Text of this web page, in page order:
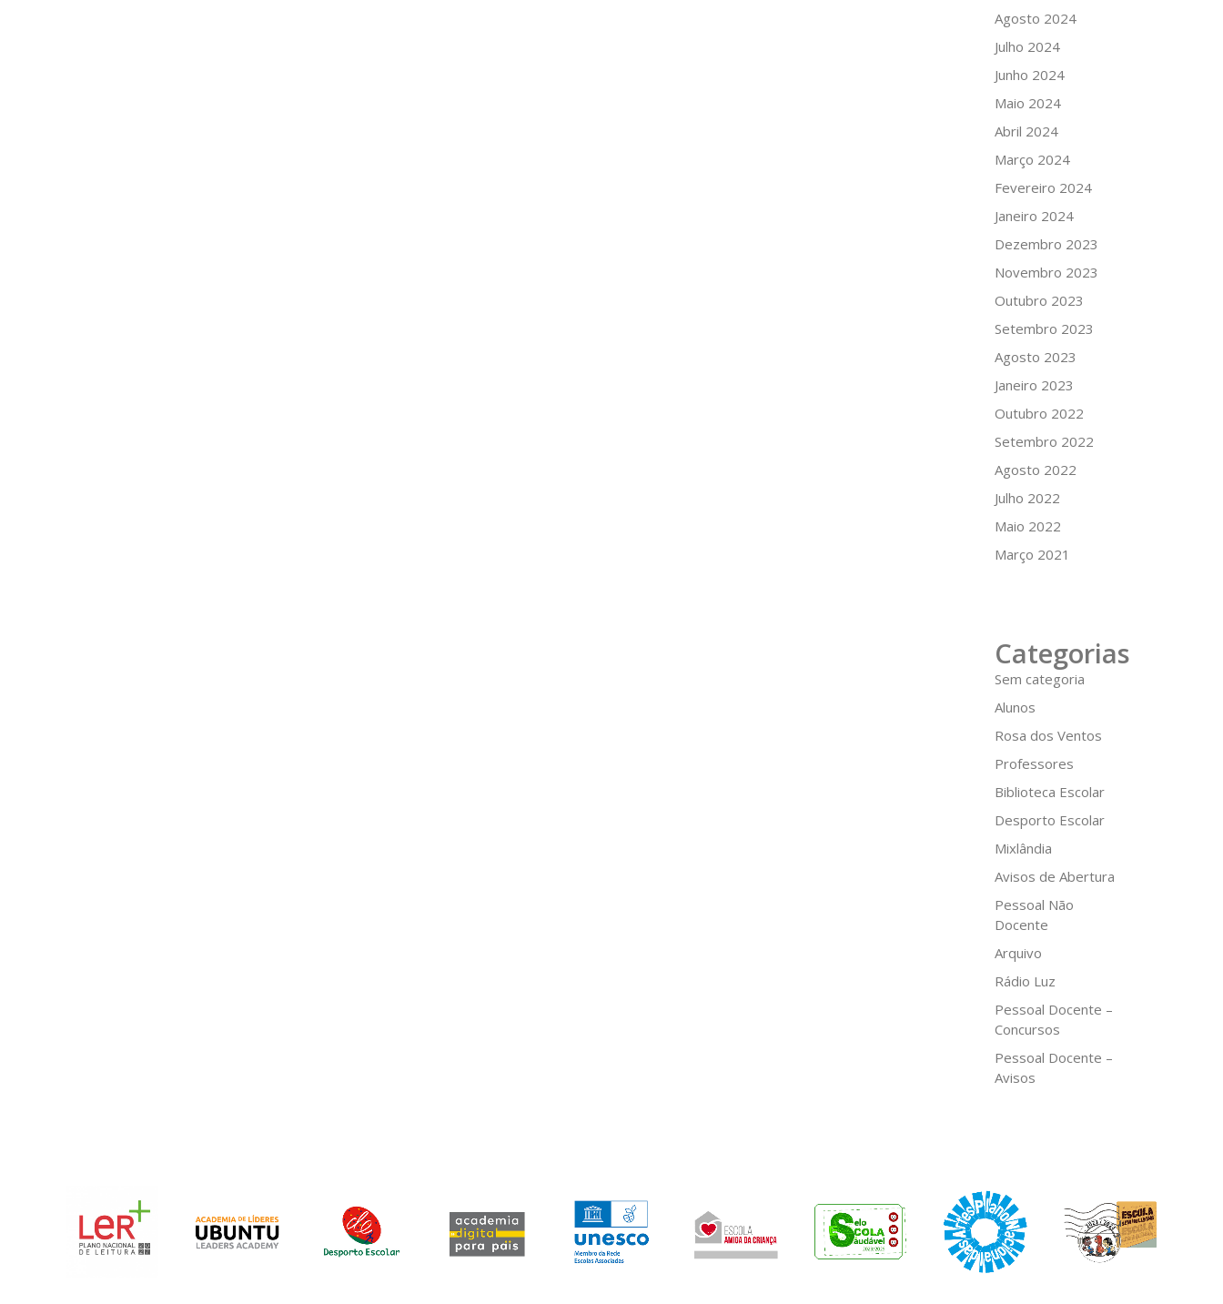
Agosto 2024
Julho 2024
Junho 2024
Maio 2024
Abril 2024
Março 2024
Fevereiro 2024
Janeiro 2024
Dezembro 2023
Novembro 2023
Outubro 2023
Setembro 2023
Agosto 2023
Janeiro 2023
Outubro 2022
Setembro 2022
Agosto 2022
Julho 2022
Maio 2022
Março 2021
Categorias
Sem categoria
Alunos
Rosa dos Ventos
Professores
Biblioteca Escolar
Desporto Escolar
Mixlândia
Avisos de Abertura
Pessoal Não
Docente
Arquivo
Rádio Luz
Pessoal Docente –
Concursos
Pessoal Docente –
Avisos